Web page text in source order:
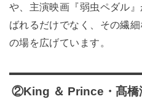
や、主演映画『弱虫ペダル
ばれるだけでなく、その繊
の場を広げています。
②King ＆ Prince・髙橋